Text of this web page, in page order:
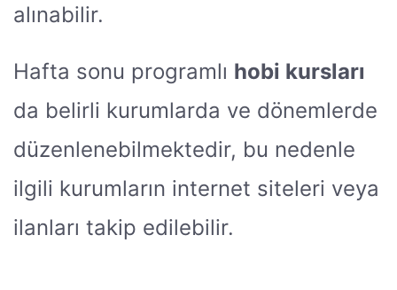
alınabilir.
Hafta sonu programlı hobi kursları
da belirli kurumlarda ve dönemlerde
düzenlenebilmektedir, bu nedenle
ilgili kurumların internet siteleri veya
ilanları takip edilebilir.